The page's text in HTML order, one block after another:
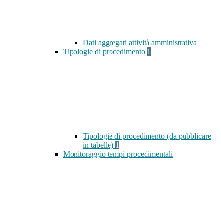
Dati aggregati attività amministrativa
Tipologie di procedimento 1
Tipologie di procedimento (da pubblicare
in tabelle) 1
Monitoraggio tempi procedimentali